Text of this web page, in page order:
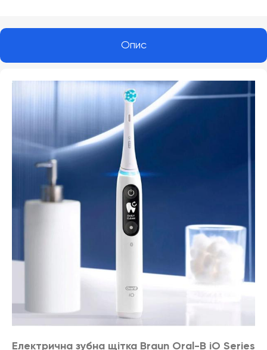
Опис
Електрична зубна щітка Braun Oral-B iO Series